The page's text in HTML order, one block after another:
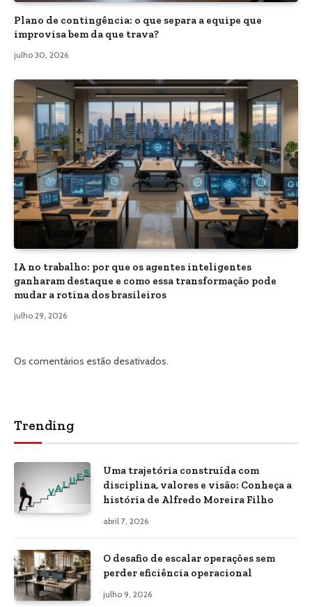
Plano de contingência: o que separa a equipe que
improvisa bem da que trava?
julho 30, 2026
IA no trabalho: por que os agentes inteligentes
ganharam destaque e como essa transformação pode
mudar a rotina dos brasileiros
julho 29, 2026
Os comentários estão desativados.
Trending
Uma trajetória construída com
disciplina, valores e visão: Conheça a
história de Alfredo Moreira Filho
abril 7, 2026
O desafio de escalar operações sem
perder eficiência operacional
julho 9, 2026